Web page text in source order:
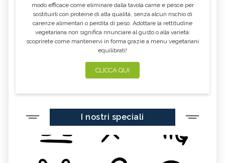
modo efficace come eliminare dalla tavola carne e pesce per
sostituirli con proteine di alta qualità, senza alcun rischio di
carenze alimentari o perdita di peso. Adottare la rettitudine
vegetariana non significa rinunciare al gusto o alla varietà:
scoprirete come mantenervi in forma grazie a menu vegetariani
equilibrati!
CLICCA QUI
I nostri speciali